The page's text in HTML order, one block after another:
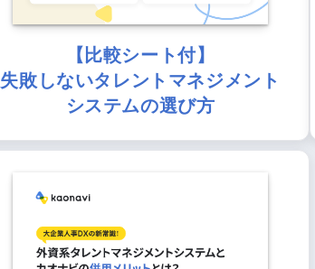
【比較シート付】
失敗しないタレントマネジメント
システムの選び方